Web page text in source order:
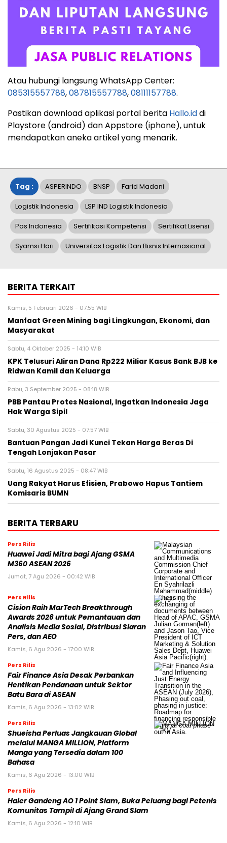
Atau hubungi langsung WhatsApp Center:
085315557788,087815557788,08111157788.
Pastikan download aplikasi portal berita Hallo.iddi
Playstore (android) dan Appstore (iphone), untuk
mendapatkan aneka artikel yang menarik.
Tag : ASPERINDO BNSP Farid Madani
Logistik Indonesia LSP IND Logistik Indonesia
Pos Indonesia Sertifikasi Kompetensi Sertifikat Lisensi
Syamsi Hari Universitas Logistik Dan Bisnis Internasional
BERITA TERKAIT
Kamis, 5 Februari 2026 - 07:55 WIB
Manfaat Green Mining bagi Lingkungan, Ekonomi, dan
Masyarakat
Sabtu, 4 Oktober 2025 - 14:10 WIB
KPK Telusuri Aliran Dana Rp222 Miliar Kasus Bank BJB ke
Ridwan Kamil dan Keluarga
Rabu, 3 September 2025 - 08:18 WIB
PBB Pantau Protes Nasional, Ingatkan Indonesia Jaga
Hak Warga Sipil
Sabtu, 30 Agustus 2025 - 07:57 WIB
Bantuan Pangan Jadi Kunci Tekan Harga Beras Di
Tengah Lonjakan Pasar
Sabtu, 16 Agustus 2025 - 08:47 WIB
Uang Rakyat Harus Efisien, Prabowo Hapus Tantiem
Komisaris BUMN
BERITA TERBARU
Pers Rilis
Huawei Jadi Mitra bagi Ajang GSMA
M360 ASEAN 2026
Jumat, 7 Agu 2026 - 00:42 WIB
Pers Rilis
Cision Raih MarTech Breakthrough
Awards 2026 untuk Pemantauan dan
Analisis Media Sosial, Distribusi Siaran
Pers, dan AEO
Kamis, 6 Agu 2026 - 17:00 WIB
Pers Rilis
Fair Finance Asia Desak Perbankan
Hentikan Pendanaan untuk Sektor
Batu Bara di ASEAN
Kamis, 6 Agu 2026 - 13:02 WIB
Pers Rilis
Shueisha Perluas Jangkauan Global
melalui MANGA MILLION, Platform
Manga yang Tersedia dalam 100
Bahasa
Kamis, 6 Agu 2026 - 13:00 WIB
Pers Rilis
Haier Gandeng AO 1 Point Slam, Buka Peluang bagi Petenis
Komunitas Tampil di Ajang Grand Slam
Kamis, 6 Agu 2026 - 12:10 WIB